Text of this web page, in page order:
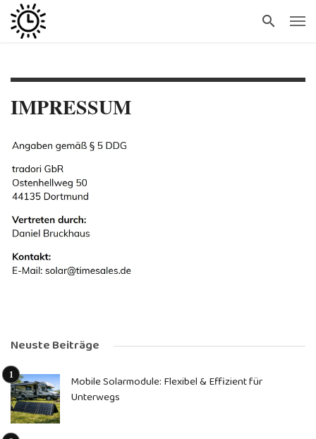
IMPRESSUM
Neuste Beiträge
Mobile Solarmodule: Flexibel & Effizient für
Unterwegs